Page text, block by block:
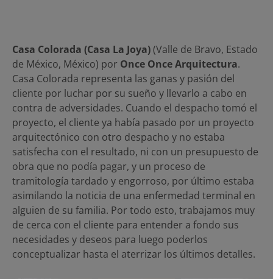
Casa Colorada (Casa La Joya)(Valle de Bravo, Estado
de México, México) por Once Once Arquitectura.
Casa Colorada representa las ganas y pasión del
cliente por luchar por su sueño y llevarlo a cabo en
contra de adversidades. Cuando el despacho tomó el
proyecto, el cliente ya había pasado por un proyecto
arquitectónico con otro despacho y no estaba
satisfecha con el resultado, ni con un presupuesto de
obra que no podía pagar, y un proceso de
tramitología tardado y engorroso, por último estaba
asimilando la noticia de una enfermedad terminal en
alguien de su familia. Por todo esto, trabajamos muy
de cerca con el cliente para entender a fondo sus
necesidades y deseos para luego poderlos
conceptualizar hasta el aterrizar los últimos detalles.